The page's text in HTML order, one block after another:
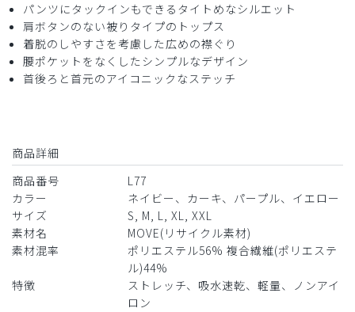
パンツにタックインもできるタイトめなシルエット
肩ボタンのない被りタイプのトップス
着脱のしやすさを考慮した広めの襟ぐり
腰ポケットをなくしたシンプルなデザイン
首後ろと首元のアイコニックなステッチ
商品詳細
商品番号
L77
カラー
ネイビー、カーキ、パープル、イエロー
サイズ
S, M, L, XL, XXL
素材名
MOVE(リサイクル素材)
素材混率
ポリエステル56% 複合繊維(ポリエステ
ル)44%
特徴
ストレッチ、吸水速乾、軽量、ノンアイ
ロン